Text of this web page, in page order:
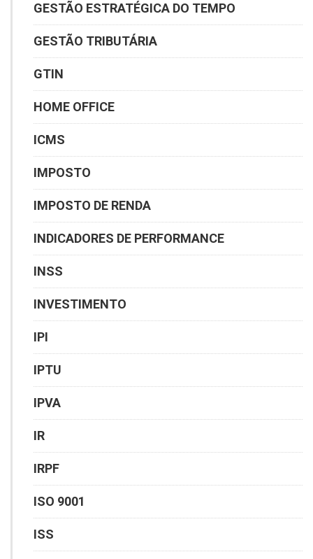
GESTÃO ESTRATÉGICA DO TEMPO
GESTÃO TRIBUTÁRIA
GTIN
HOME OFFICE
ICMS
IMPOSTO
IMPOSTO DE RENDA
INDICADORES DE PERFORMANCE
INSS
INVESTIMENTO
IPI
IPTU
IPVA
IR
IRPF
ISO 9001
ISS